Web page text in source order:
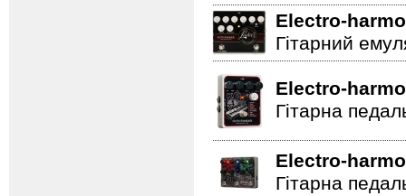
Electro-
Гітарний
Electro-
Гітарна
Electro-
Гітарна